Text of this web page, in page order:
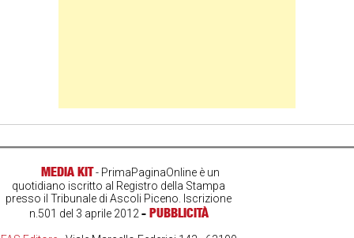
MEDIA KIT- PrimaPaginaOnline è un
quotidiano iscritto al Registro della Stampa
presso il Tribunale di Ascoli Piceno. Iscrizione
n.501 del 3 aprile 2012 - PUBBLICITÀ